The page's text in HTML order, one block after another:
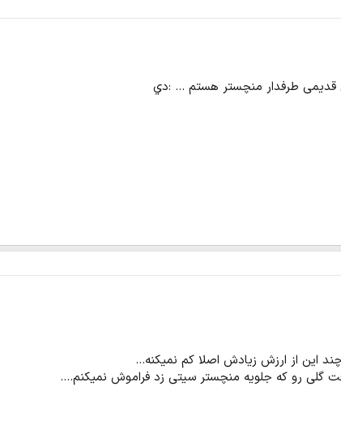
قدیمی طرفدار منچستر هستم ... :دي
این از ارزش زیادش اصلا کم نمیکنه...
رو که جلویه منچستر سیتی زد فراموش نمیکنم....